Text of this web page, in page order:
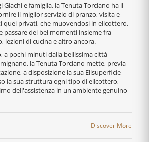
Giachi e famiglia, la Tenuta Torciano ha il
il miglior servizio di pranzo, visita e
quei privati, che muovendosi in elicottero,
passare dei bei momenti insieme fra
lezioni di cucina e altro ancora.
a pochi minuti dalla bellissima città
la Tenuta Torciano mette, previa
a disposizione la sua Elisuperficie
la sua struttura ogni tipo di elicottero,
dell'assistenza in un ambiente genuino
Discover More